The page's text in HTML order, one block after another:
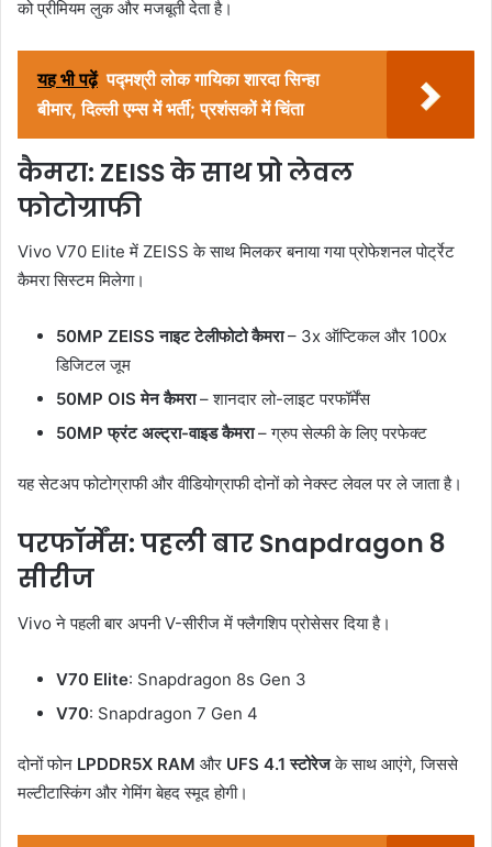
को प्रीमियम लुक और मजबूती देता है।
यह भी पढ़ें पद्मश्री लोक गायिका शारदा सिन्हा
बीमार, दिल्ली एम्स में भर्ती; प्रशंसकों में चिंता
कैमरा: ZEISS के साथ प्रो लेवल
फोटोग्राफी
Vivo V70 Elite में ZEISS के साथ मिलकर बनाया गया प्रोफेशनल पोर्ट्रेट
कैमरा सिस्टम मिलेगा।
50MP ZEISS नाइट टेलीफोटो कैमरा– 3x ऑप्टिकल और 100x
डिजिटल जूम
50MP OIS मेन कैमरा– शानदार लो-लाइट परफॉर्मेंस
50MP फ्रंट अल्ट्रा-वाइड कैमरा– ग्रुप सेल्फी के लिए परफेक्ट
यह सेटअप फोटोग्राफी और वीडियोग्राफी दोनों को नेक्स्ट लेवल पर ले जाता है।
परफॉर्मेंस: पहली बार Snapdragon 8
सीरीज
Vivo ने पहली बार अपनी V-सीरीज में फ्लैगशिप प्रोसेसर दिया है।
V70 Elite: Snapdragon 8s Gen 3
V70: Snapdragon 7 Gen 4
दोनों फोन LPDDR5X RAM और UFS 4.1 स्टोरेजके साथ आएंगे, जिससे
मल्टीटास्किंग और गेमिंग बेहद स्मूद होगी।